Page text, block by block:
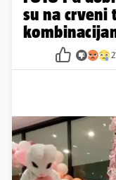
su na crveni